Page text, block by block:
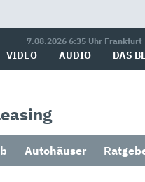
7.08.2026 6:35 Uhr Frankfurt
VIDEO AUDIO DAS
Autohäuser